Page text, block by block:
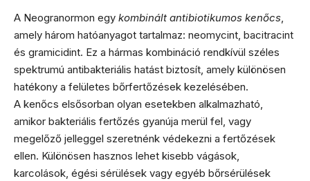
A Neogranormon egy kombinált antibiotikumos kenőcs,
amely három hatóanyagot tartalmaz: neomycint, bacitracint
és gramicidint. Ez a hármas kombináció rendkívül széles
spektrumú antibakteriális hatást biztosít, amely különösen
hatékony a felületes bőrfertőzések kezelésében.
A kenőcs elsősorban olyan esetekben alkalmazható,
amikor bakteriális fertőzés gyanúja merül fel, vagy
megelőző jelleggel szeretnénk védekezni a fertőzések
ellen. Különösen hasznos lehet kisebb vágások,
karcolások, égési sérülések vagy egyéb bőrsérülések